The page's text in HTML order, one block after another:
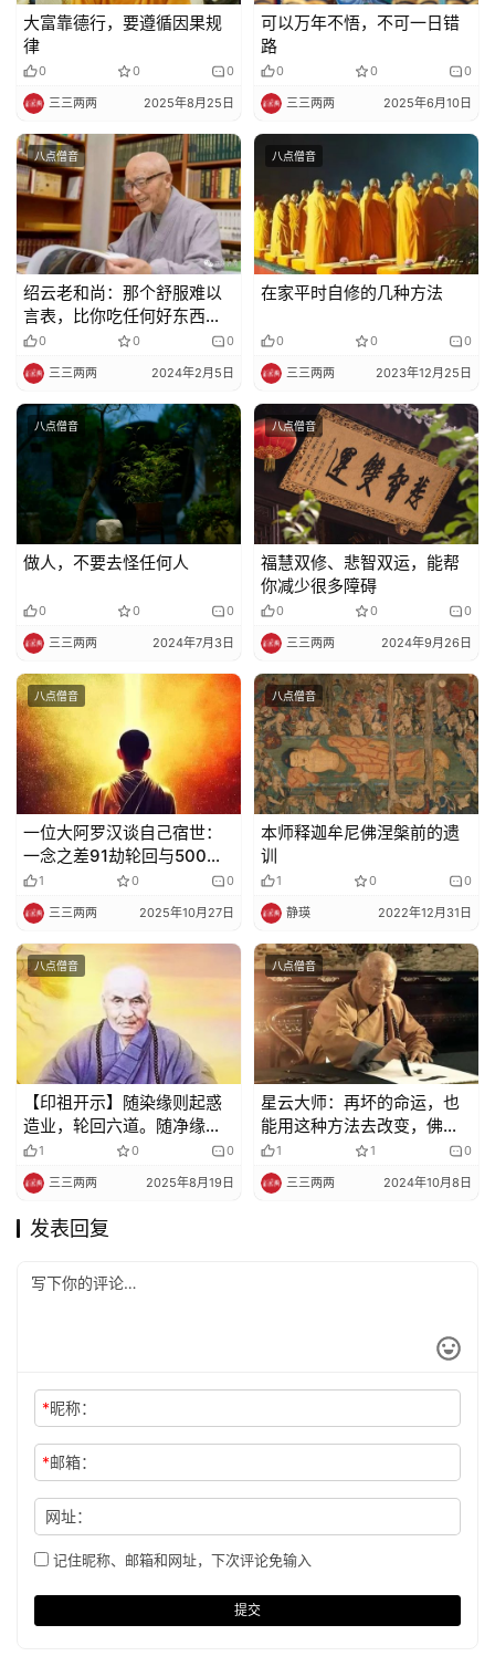
大富靠德行，要遵循因果规
律
0 0 0
三三两两 2025年8月25日
可以万年不悟，不可一日错
路
0 0 0
三三两两 2025年6月10日
八点僧音
绍云老和尚：那个舒服难以
言表，比你吃任何好东西还
要好
0 0 0
三三两两 2024年2月5日
八点僧音
在家平时自修的几种方法
0 0 0
三三两两 2023年12月25日
八点僧音
做人，不要去怪任何人
0 0 0
三三两两 2024年7月3日
八点僧音
福慧双修、悲智双运，能帮
你减少很多障碍
0 0 0
三三两两 2024年9月26日
八点僧音
一位大阿罗汉谈自己宿世：
一念之差91劫轮回与500世
做狗
1 0 0
三三两两 2025年10月27日
八点僧音
本师释迦牟尼佛涅槃前的遗
训
1 0 0
静瑛 2022年12月31日
八点僧音
【印祖开示】随染缘则起惑
造业，轮回六道。随净缘则
断惑证真，常住涅槃
1 0 0
三三两两 2025年8月19日
八点僧音
星云大师：再坏的命运，也
能用这种方法去改变，佛教
不鼓励人听天由命
1 1 0
三三两两 2024年10月8日
发表回复
*昵称：
*邮箱：
网址：
记住昵称、邮箱和网址，下次评论免输入
提交